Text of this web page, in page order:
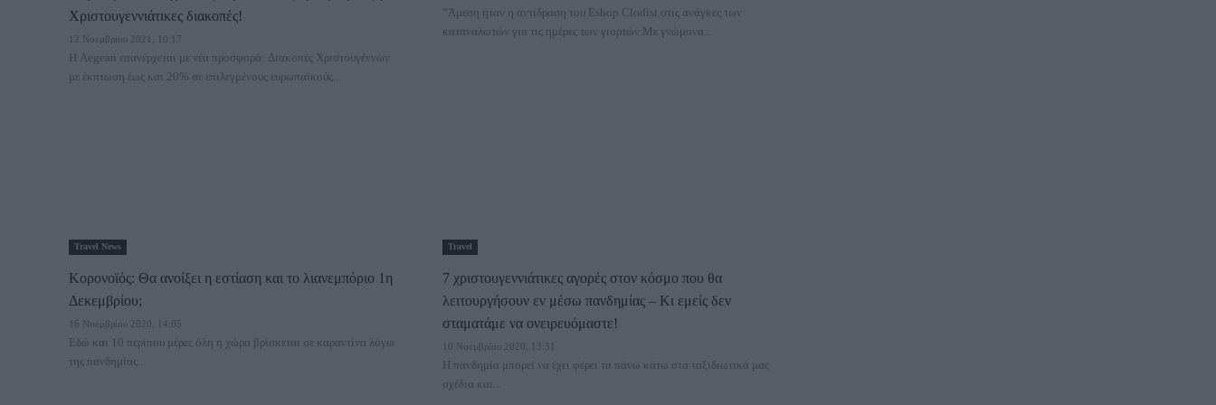
Χριστουγεννιάτικες διακοπές!
12 Νοεμβρίου 2021, 10:17
H Aegean επανέρχεται με νέα προσφορά: Διακοπές Χριστουγέννων
με έκπτωση έως και 20% σε επιλεγμένους ευρωπαϊκούς...
“Άμεση ήταν η αντίδραση του Eshop Clodist στις ανάγκες των
καταναλωτών για τις ημέρες των γιορτών.Με γνώμονα...
Travel News
Κορονοϊός: Θα ανοίξει η εστίαση και το λιανεμπόριο 1η
Δεκεμβρίου;
16 Νοεμβρίου 2020, 14:05
Εδώ και 10 περίπου μέρες όλη η χώρα βρίσκεται σε καραντίνα λόγω
της πανδημίας...
Travel
7 χριστουγεννιάτικες αγορές στον κόσμο που θα
λειτουργήσουν εν μέσω πανδημίας – Κι εμείς δεν
σταματάμε να ονειρευόμαστε!
10 Νοεμβρίου 2020, 13:31
Η πανδημία μπορεί να έχει φέρει τα πάνω κάτω στα ταξιδιωτικά μας
σχέδια και...